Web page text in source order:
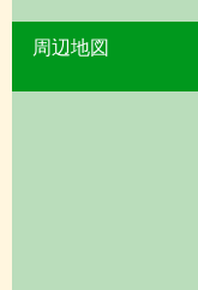
周辺地図